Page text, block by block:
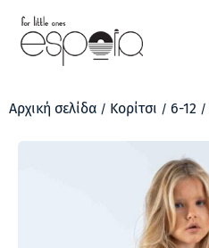
Αρχική σελίδα / Κορίτσι / 6-12 /